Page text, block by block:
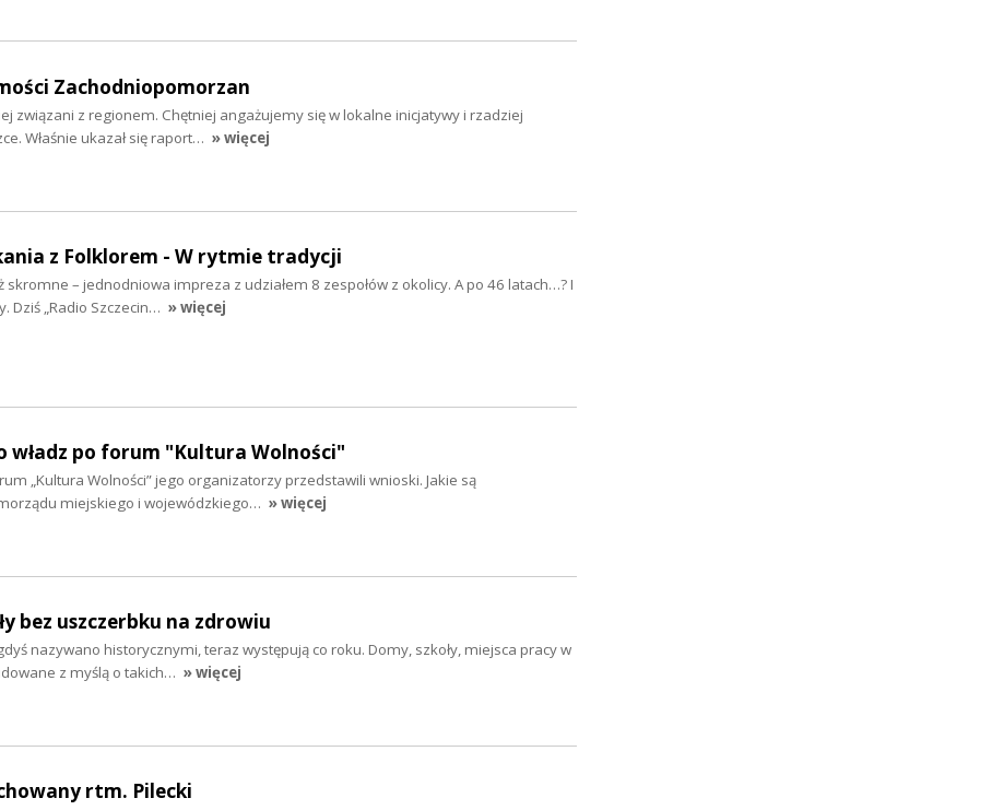
Zachodniopomorzan
związani z regionem. Chętniej angażujemy się w lokalne inicjatywy i rzadziej
Właśnie ukazał się raport… » więcej
z Folklorem - W rytmie tradycji
skromne – jednodniowa impreza z udziałem 8 zespołów z okolicy. A po 46 latach…? I
Dziś „Radio Szczecin… » więcej
władz po forum "Kultura Wolności"
„Kultura Wolności” jego organizatorzy przedstawili wnioski. Jakie są
miejskiego i wojewódzkiego… » więcej
bez uszczerbku na zdrowiu
nazywano historycznymi, teraz występują co roku. Domy, szkoły, miejsca pracy w
z myślą o takich… » więcej
rtm. Pilecki